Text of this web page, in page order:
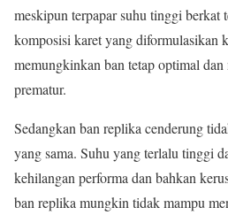
meskipun terpapar suhu tinggi berkat
komposisi karet yang diformulasikan
memungkinkan ban tetap optimal dan
prematur.
Sedangkan ban replika cenderung
yang sama. Suhu yang terlalu tinggi
kehilangan performa dan bahkan
ban replika mungkin tidak mampu